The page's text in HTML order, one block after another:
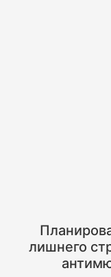
лишнего